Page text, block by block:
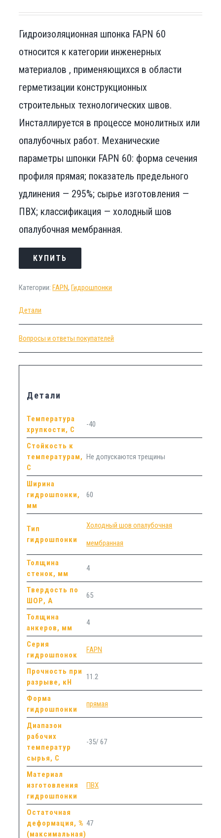
Гидроизоляционная шпонка FAPN 60
относится к категории инженерных
материалов , применяющихся в области
герметизации конструкционных
строительных технологических швов.
Инсталлируется в процессе монолитных или
опалубочных работ. Механические
параметры шпонки FAPN 60: форма сечения
профиля прямая; показатель предельного
удлинения — 295%; сырье изготовления —
ПВХ; классификация — холодный шов
опалубочная мембранная.
КУПИТЬ
Категории:FAPN,Гидрошпонки
Детали
Вопросы и ответы покупателей
Детали
Температура
хрупкости, С
-40
Стойкость к
температурам,
С
Не допускаются трещины
Ширина
гидрошпонки,
мм
60
Тип
гидрошпонки
Холодный шов опалубочная
мембранная
Толщина
стенок, мм
4
Твердость по
ШОР, А
65
Толщина
анкеров, мм
4
Серия
гидрошпонок
FAPN
Прочность при
разрыве, кН
11.2
Форма
гидрошпонки
прямая
Диапазон
рабочих
температур
сырья, С
-35/ 67
Материал
изготовления
гидрошпонки
ПВХ
Остаточная
деформация, %
(максимальная)
47